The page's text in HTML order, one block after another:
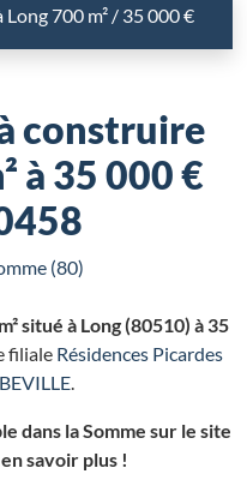
Long 700 m² / 35 000 €
construire
à 35 000 €
(80)
situé à Long (80510) à 35
filiale Résidences Picardes
.
dans la Somme sur le site
savoir plus !